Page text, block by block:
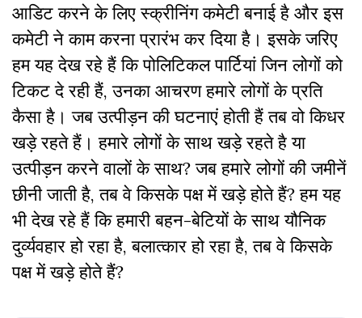
आडिट करने के लिए स्क्रीनिंग कमेटी बनाई है और इस
कमेटी ने काम करना प्रारंभ कर दिया है। इसके जरिए
हम यह देख रहे हैं कि पोलिटिकल पार्टियां जिन लोगों को
टिकट दे रही हैं, उनका आचरण हमारे लोगों के प्रति
कैसा है। जब उत्पीड़न की घटनाएं होती हैं तब वो किधर
खड़े रहते हैं। हमारे लोगों के साथ खड़े रहते है या
उत्पीड़न करने वालों के साथ? जब हमारे लोगों की जमीनें
छीनी जाती है, तब वे किसके पक्ष में खड़े होते हैं? हम यह
भी देख रहे हैं कि हमारी बहन-बेटियों के साथ यौनिक
दुर्व्यवहार हो रहा है, बलात्कार हो रहा है, तब वे किसके
पक्ष में खड़े होते हैं?